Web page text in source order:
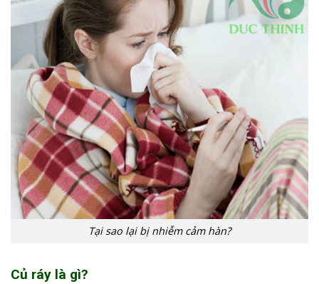
Tại sao lại bị nhiễm cảm hàn?
Củ ráy là gì?